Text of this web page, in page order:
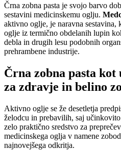
Črna zobna pasta je svojo barvo
sestavini medicinskemu oglju.
aktivno oglje, je naravna
oglje iz termično obdelanih lupin
debla in drugih lesu podobnih
prehrambene industrije.
Črna zobna pasta
za zdravje in belino
Aktivno oglje se že desetletja
želodcu in prebavilih, saj
zelo praktično sredstvo za
medicinskega oglja v namene
najnovejšega odkritja.